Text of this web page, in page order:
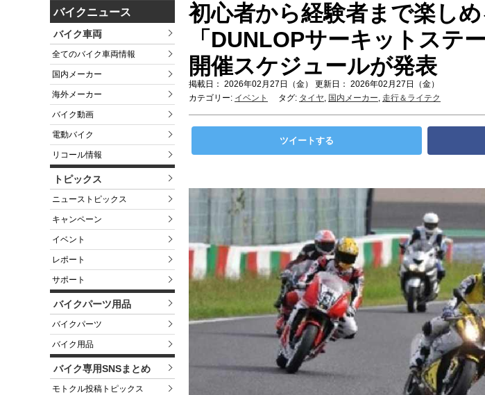
バイクニュース
バイク車両
全てのバイク車両情報
国内メーカー
海外メーカー
バイク動画
電動バイク
リコール情報
トピックス
ニューストピックス
キャンペーン
イベント
レポート
サポート
バイクパーツ用品
バイクパーツ
バイク用品
バイク専用SNSまとめ
モトクル投稿トピックス
初心者から経験者まで楽し
「DUNLOPサーキットステ
開催スケジュールが発表
掲載日： 2026年02月27日（金） 更新日： 2026年02月27日（金）
カテゴリー: イベント タグ: タイヤ, 国内メーカー, 走行＆ライテク
ツイートする